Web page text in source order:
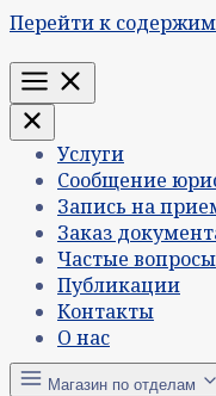
Перейти к
Меню
Услуги
Сообщение
Запись на
Заказ
Частые вопросы
Публикации
Контакты
О нас
Магазин по отделам